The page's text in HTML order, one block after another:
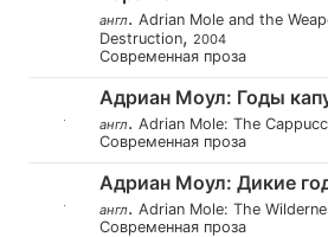
англ. Adrian Mole and the
Destruction, 2004
Современная проза
Адриан Моул: Годы
англ. Adrian Mole: The
Современная проза
Адриан Моул: Дикие
англ. Adrian Mole: The
Современная проза